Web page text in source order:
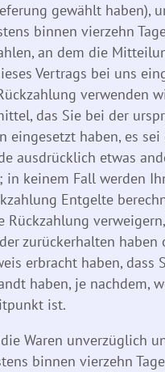
gewählt haben),
binnen vierzehn
an dem die
Vertrags bei uns
verwenden
das Sie bei der
eingesetzt haben, es
ausdrücklich etwas
in keinem Fall werden
Entgelte
Rückzahlung
zurückerhalten haben
erbracht haben, dass
haben, je nachdem,
ist.
Waren unverzüglich
binnen vierzehn